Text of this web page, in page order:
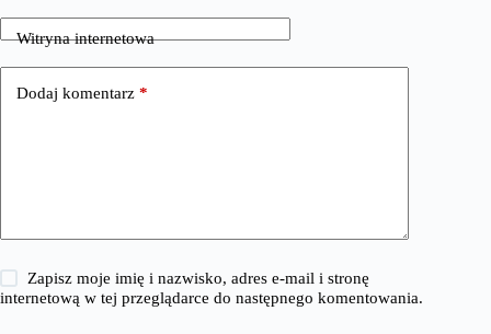
Witryna internetowa
Dodaj komentarz *
Zapisz moje imię i nazwisko, adres e-mail i stronę
internetową w tej przeglądarce do następnego komentowania.